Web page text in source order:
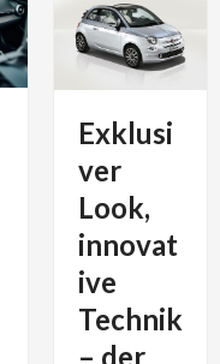
Exklusi
ver
Look,
innovat
ive
Technik
– der